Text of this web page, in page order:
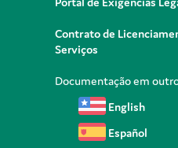
Contrato de
Serviços
Documentação em
English
Español